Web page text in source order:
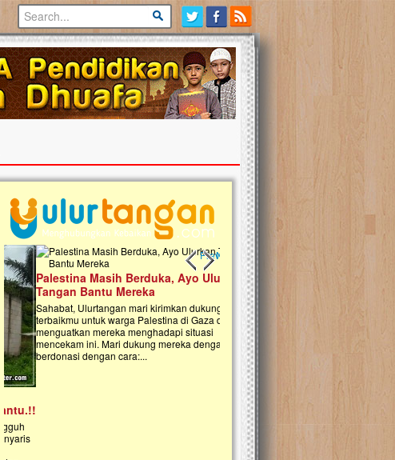
Previous slide
Next slide
Palestina Masih Berduka, Ayo Ulurkan
Tangan Bantu Mereka
Sahabat, Ulurtangan mari kirimkan dukungan
terbaikmu untuk warga Palestina di Gaza demi
menguatkan mereka menghadapi situasi
mencekam ini. Mari dukung mereka dengan
berdonasi dengan cara:...
Open Donasi Wakaf
Rumah Qur'an & TK Islam
Najjah di Jonggol
Saat ini, Ulurtangan bersama Yayasan
Najjahtul Islam Jonggol sedang merintis
pembangunan Rumah Qur’an dan
kanak Islam Terpadu (TKIT) An Najjah
Gedung Majelis Taklim di Jonggol,...